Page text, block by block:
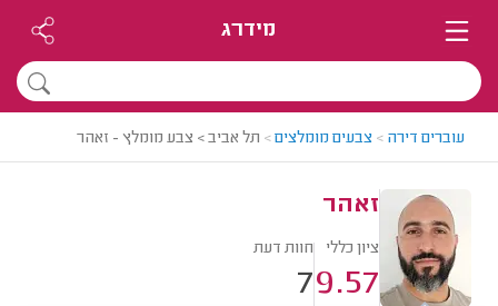
מידרג
עוברים דירה > צבעים מומלצים> תל אביב > צבע מומלץ - זאהר
זאהר
ציון כללי
9.57
חוות דעת
7